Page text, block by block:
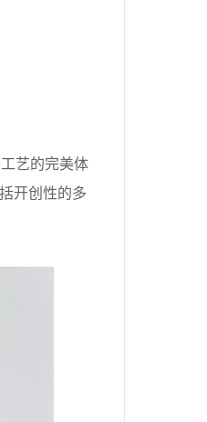
艺的完美体
开创性的多